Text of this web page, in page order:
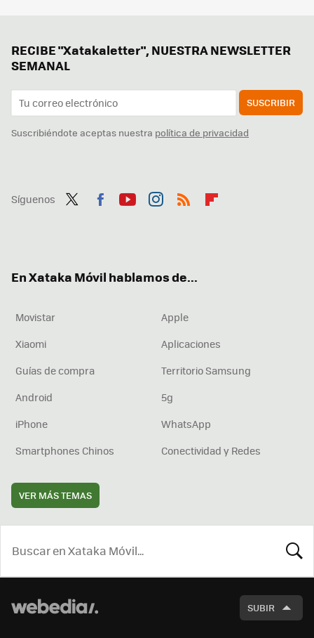
RECIBE "Xatakaletter", NUESTRA NEWSLETTER
SEMANAL
SUSCRIBIR
Suscribiéndote aceptas nuestra política de privacidad
Síguenos
En Xataka Móvil hablamos de...
Movistar
Apple
Xiaomi
Aplicaciones
Guías de compra
Territorio Samsung
Android
5g
iPhone
WhatsApp
Smartphones Chinos
Conectividad y Redes
VER MÁS TEMAS
SUBIR